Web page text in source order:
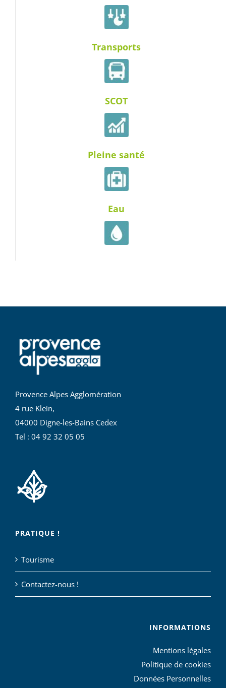
Transports
SCOT
Pleine santé
Eau
Provence Alpes Agglomération
4 rue Klein,
04000 Digne-les-Bains Cedex
Tel : 04 92 32 05 05
PRATIQUE !
Tourisme
Contactez-nous !
INFORMATIONS
Mentions légales
Politique de cookies
Données Personnelles